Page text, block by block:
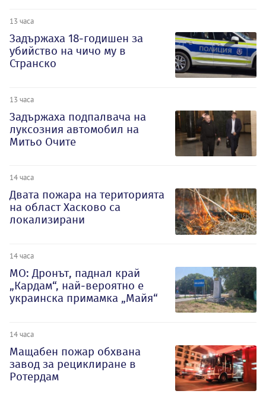
13 часа
Задържаха 18-годишен за
убийство на чичо му в
Странско
13 часа
Задържаха подпалвача на
луксозния автомобил на
Митьо Очите
14 часа
Двата пожара на територията
на област Хасково са
локализирани
14 часа
МО: Дронът, паднал край
„Кардам“, най-вероятно е
украинска примамка „Майя“
14 часа
Мащабен пожар обхвана
завод за рециклиране в
Ротердам